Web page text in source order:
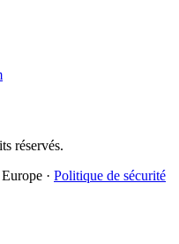
réservés.
· Politique de sécurité